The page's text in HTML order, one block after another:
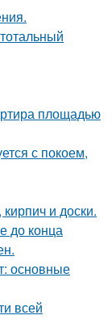
площадью
с покоем,
и доски.
до конца
основные
всей